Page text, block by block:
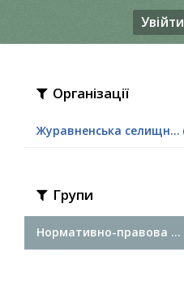
Увійти
Організації
Журавненська селищн...
Групи
Нормативно-правова ...